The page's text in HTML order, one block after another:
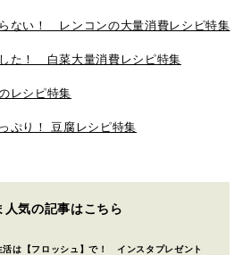
ない！ レンコンの大量消費レシピ特集
た！ 白菜大量消費レシピ特集
レシピ特集
ぷり！ 豆腐レシピ特集
人気の記事はこちら
活は【フロッシュ】で！ インスタプレゼント